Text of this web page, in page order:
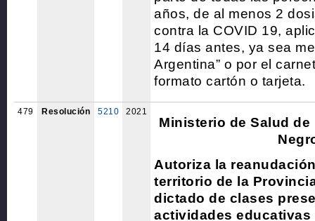
años, de al menos 2
contra la COVID 19,
14 días antes, ya sea
Argentina” o por el
formato cartón o tarjeta.
479 Resolución 5210 2021
Ministerio de Salud
Autoriza la
territorio de la
dictado de clases
actividades educativas